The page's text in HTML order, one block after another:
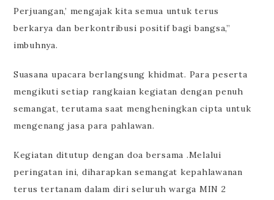
Perjuangan,’ mengajak kita semua untuk terus
berkarya dan berkontribusi positif bagi bangsa,”
imbuhnya.
Suasana upacara berlangsung khidmat. Para peserta
mengikuti setiap rangkaian kegiatan dengan penuh
semangat, terutama saat mengheningkan cipta untuk
mengenang jasa para pahlawan.
Kegiatan ditutup dengan doa bersama .Melalui
peringatan ini, diharapkan semangat kepahlawanan
terus tertanam dalam diri seluruh warga MIN 2